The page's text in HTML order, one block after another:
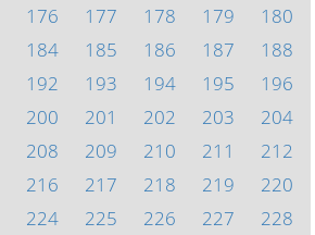
176 177 178 179
180
184 185 186 187
188
192 193 194 195
196
200 201 202 203
204
208 209 210 211
212
216 217 218 219
220
224 225 226 227
228